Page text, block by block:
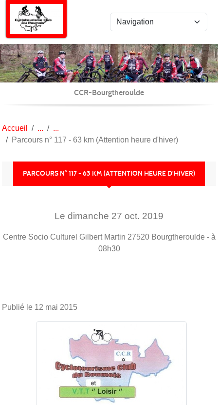
CCR-Bourgtheroulde
Accueil
Parcours n° 117 - 63 km (Attention heure d'hiver)
PARCOURS N° 117 - 63 KM (ATTENTION HEURE D'HIVER)
Le dimanche 27 oct. 2019
Centre Socio Culturel Gilbert Martin 27520 Bourgtheroulde - à
08h30
Publié le 12 mai 2015
Panneau de gestion des cookies